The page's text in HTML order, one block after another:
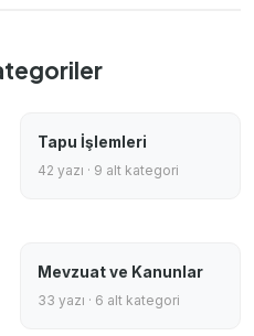
Tapu İşlemleri
42 yazı · 9 alt kategori
Mevzuat ve Kanunlar
33 yazı · 6 alt kategori